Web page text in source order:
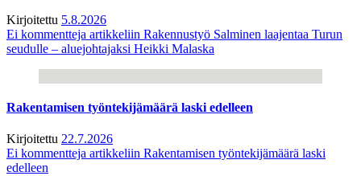
Kirjoitettu 5.8.2026
Ei kommentteja artikkeliin Rakennustyö Salminen laajentaa Turun
seudulle – aluejohtajaksi Heikki Malaska
Rakentamisen työntekijämäärä laski edelleen
Kirjoitettu 22.7.2026
Ei kommentteja artikkeliin Rakentamisen työntekijämäärä laski
edelleen